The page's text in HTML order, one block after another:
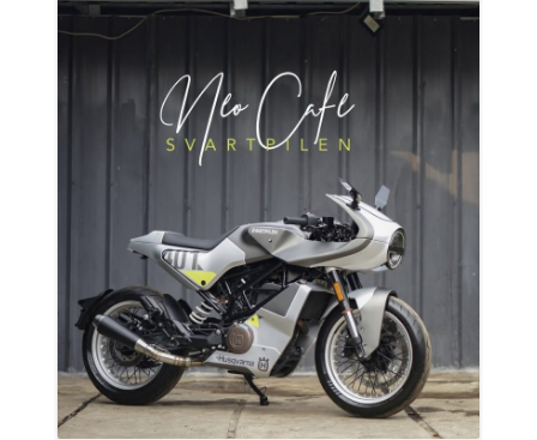
MODA E ESTILO
CONCURSO